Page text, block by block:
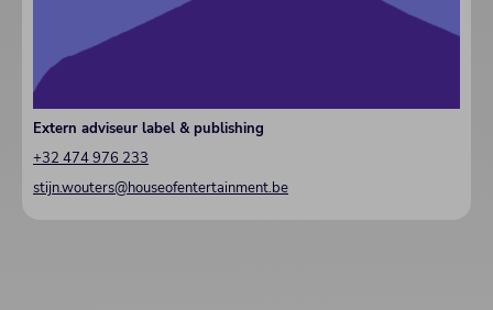
Extern adviseur label & publishing
+32 474 976 233
stijn.wouters@houseofentertainment.be